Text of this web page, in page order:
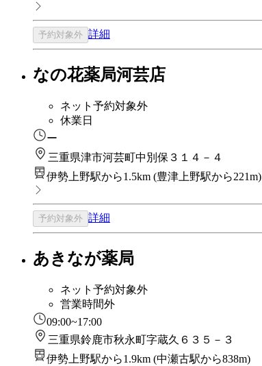
予約対象外 詳細
なの花薬局河芸店
ネット予約対象外
休業日
ー
三重県津市河芸町中別保３１４－４
伊勢上野駅から1.5km (豊津上野駅から221m)
予約対象外 詳細
あきなが薬局
ネット予約対象外
営業時間外
09:00~17:00
三重県鈴鹿市秋永町字蔵久６３５－３
伊勢上野駅から1.9km (中瀬古駅から838m)